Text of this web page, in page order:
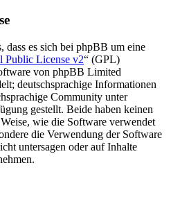
dass es sich bei phpBB um eine
Public License v2“ (GPL)
von phpBB Limited
deutschsprachige Informationen
Community unter
gestellt. Beide haben keinen
wie die Software verwendet
die Verwendung der Software
untersagen oder auf Inhalte